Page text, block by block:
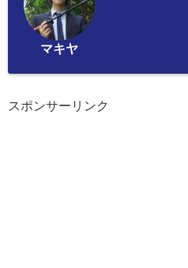
マキヤ
スポンサーリンク